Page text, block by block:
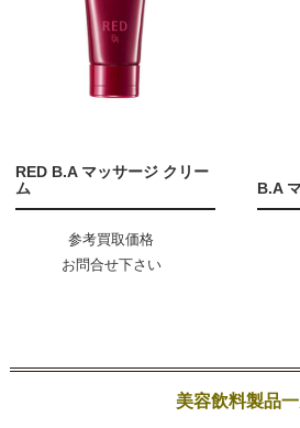
RED B.A マッサージ クリー
ム
参考買取価格
お問合せ下さい
B.A
美容飲料製品